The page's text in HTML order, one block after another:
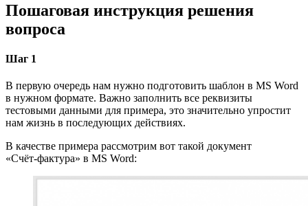
Пошаговая инструкция решения
вопроса
Шаг 1
В первую очередь нам нужно подготовить шаблон в MS Word
в нужном формате. Важно заполнить все реквизиты
тестовыми данными для примера, это значительно упростит
нам жизнь в последующих действиях.
В качестве примера рассмотрим вот такой документ
«Счёт‑фактура» в MS Word: